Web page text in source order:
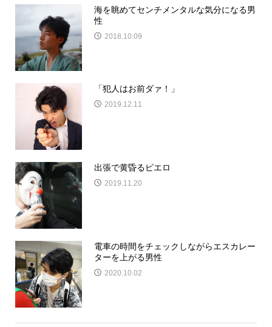
海を眺めてセンチメンタルな気分になる男
性
2018.10.09
「犯人はお前ダァ！」
2019.12.11
出張で黄昏るピエロ
2019.11.20
電車の時間をチェックしながらエスカレー
ターを上がる男性
2020.10.02